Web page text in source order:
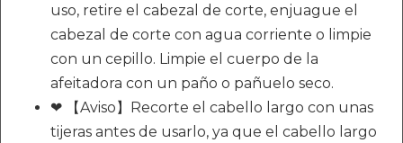
uso, retire el cabezal de corte, enjuague el
cabezal de corte con agua corriente o limpie
con un cepillo. Limpie el cuerpo de la
afeitadora con un paño o pañuelo seco.
❤ 【Aviso】Recorte el cabello largo con unas
tijeras antes de usarlo, ya que el cabello largo